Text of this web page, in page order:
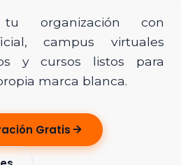
tu organización con
campus virtuales
y cursos listos para
marca blanca.
Gratis